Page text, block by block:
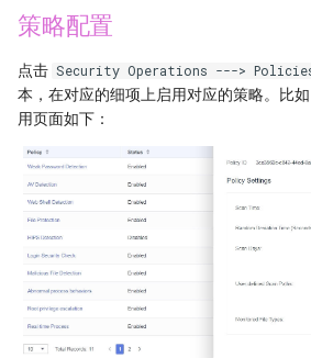
optimization
OpenClaw（小龙虾）架构与
实现原理
Microsoft Phi-2模型使用
Prompts工程基础
AIGC音频处理
云上安全架构
策略配置
点击 Security Operations --->
本，在对应的细项上启用对应的策略。比
用页面如下：